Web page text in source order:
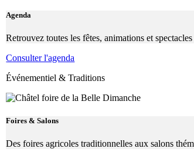
Agenda
Retrouvez toutes les fêtes, animations et
Consulter l'agenda
Événementiel & Traditions
Foires & Salons
Des foires agricoles traditionnelles aux salons